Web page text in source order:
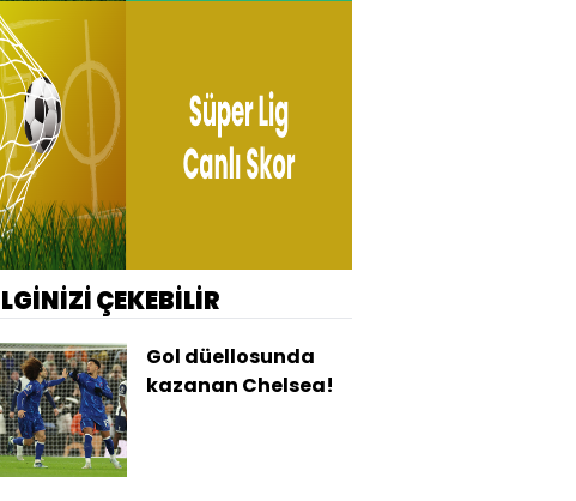
ÇEKEBİLİR
Gol düellosunda
kazanan Chelsea!